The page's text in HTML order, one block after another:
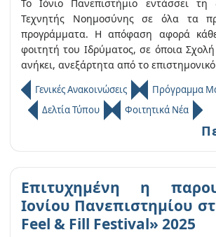
Το Ιόνιο Πανεπιστήμιο εντάσσει τη
Τεχνητής Νοημοσύνης σε όλα τα
προγράμματα. Η απόφαση αφορά κάθε
φοιτητή του Ιδρύματος, σε όποια
ανήκει, ανεξάρτητα από το
Γενικές Ανακοινώσεις
Πρόγραμμα
Δελτία Τύπου
Φοιτητικά Νέα
Επιτυχημένη η
Ιονίου Πανεπιστημίου
Feel & Fill Festival» 2025